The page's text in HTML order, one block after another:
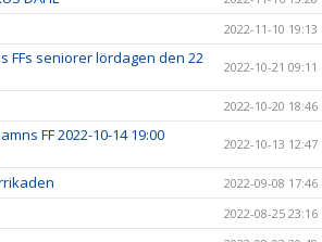
2022-11-10 19:13
FFs seniorer lördagen den 22
2022-10-21 09:11
2022-10-20 18:46
FF 2022-10-14 19:00
2022-10-13 12:47
2022-09-08 17:46
2022-08-25 23:16